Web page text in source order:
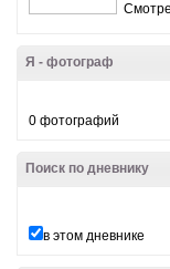
Я - фотограф
0 фотографий
Поиск по дневнику
в этом дневнике